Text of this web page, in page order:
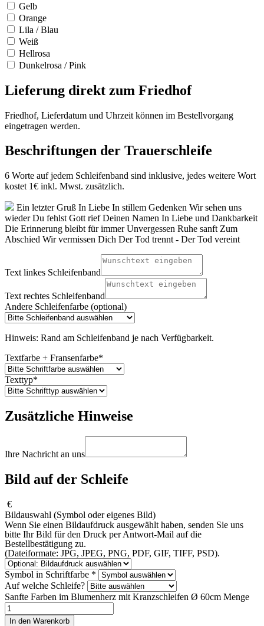
Gelb
Orange
Lila / Blau
Weiß
Hellrosa
Dunkelrosa / Pink
Lieferung direkt zum Friedhof
Friedhof, Lieferdatum und Uhrzeit können im Bestellvorgang
eingetragen werden.
Beschriftungen der Trauerschleife
6 Worte auf jedem Schleifenband sind inklusive, jedes weitere Wort
kostet 1€ inkl. Mwst. zusätzlich.
Ein letzter Gruß In Liebe In stillem Gedenken Wir sehen uns
wieder Du fehlst Gott rief Deinen Namen In Liebe und Dankbarkeit
Die Erinnerung bleibt für immer Unvergessen Ruhe sanft Zum
Abschied Wir vermissen Dich Der Tod trennt - Der Tod vereint
Text linkes Schleifenband
Text rechtes Schleifenband
Andere Schleifenfarbe (optional)
Hinweis: Rand am Schleifenband je nach Verfügbarkeit.
Textfarbe + Fransenfarbe*
Texttyp*
Zusätzliche Hinweise
Ihre Nachricht an uns
Bild auf der Schleife
€
Bildauswahl (Symbol oder eigenes Bild)
Wenn Sie einen Bildaufdruck ausgewählt haben, senden Sie uns
bitte Ihr Bild für den Druck per Antwort-Mail auf die
Bestellbestätigung zu.
(Dateiformate: JPG, JPEG, PNG, PDF, GIF, TIFF, PSD).
Symbol in Schriftfarbe *
Auf welche Schleife?
Sanfte Farben im Blumenherz mit Kranzschleifen Ø 60cm Menge
In den Warenkorb